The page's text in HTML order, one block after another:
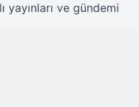
yayınları ve gündemi